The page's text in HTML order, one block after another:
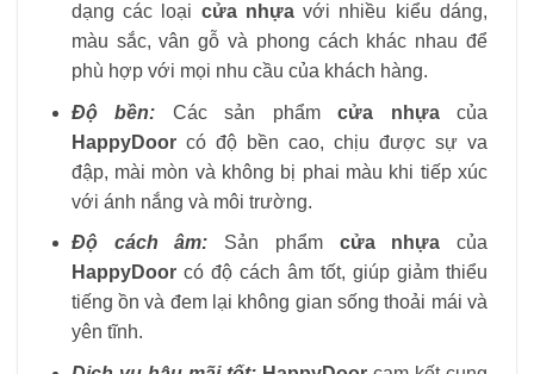
dạng các loại cửa nhựavới nhiều kiểu dáng,
màu sắc, vân gỗ và phong cách khác nhau để
phù hợp với mọi nhu cầu của khách hàng.
Độ bền: Các sản phẩmcửa nhựacủa
HappyDoorcó độ bền cao, chịu được sự va
đập, mài mòn và không bị phai màu khi tiếp xúc
với ánh nắng và môi trường.
Độ cách âm: Sản phẩmcửa nhựa của
HappyDoorcó độ cách âm tốt, giúp giảm thiểu
tiếng ồn và đem lại không gian sống thoải mái và
yên tĩnh.